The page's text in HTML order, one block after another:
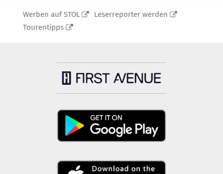
Werben auf STOL
Leserreporter werden
Tourentipps